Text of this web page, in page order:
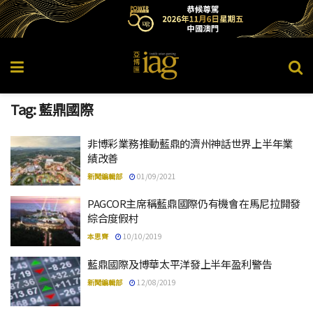
Tag:藍鼎國際
非博彩業務推動藍鼎的濟州神話世界上半年業
績改善
新聞編輯部 01/09/2021
PAGCOR主席稱藍鼎國際仍有機會在馬尼拉開發
綜合度假村
本思齊 10/10/2019
藍鼎國際及博華太平洋發上半年盈利警告
新聞編輯部 12/08/2019